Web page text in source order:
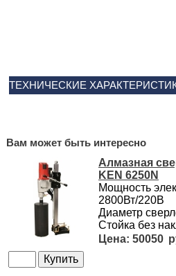
ТЕХНИЧЕСКИЕ
Вам может быть интересно
Алмазная
KEN 6250N
Мощность
2800Вт/220В
Диаметр
Стойка без
50050